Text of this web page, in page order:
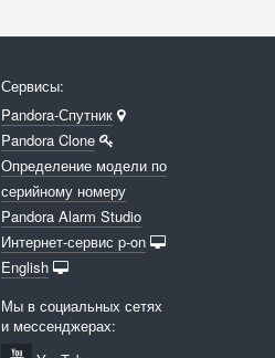
Сервисы:
Pandora-Спутник
Pandora Clone
Определение модели по
серийному номеру
Pandora Alarm Studio
Интернет-сервис p-on
English
Мы в социальных сетях
и мессенджерах: